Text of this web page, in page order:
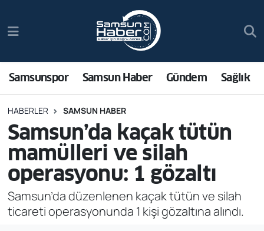
Samsunspor Samsun Haber Gündem Sağlık
HABERLER SAMSUN HABER
Samsun’da kaçak tütün
mamülleri ve silah
operasyonu: 1 gözaltı
Samsun’da düzenlenen kaçak tütün ve silah
ticareti operasyonunda 1 kişi gözaltına alındı.
Samsun Haber
Sağlık
Asayiş
Bilim ve Teknoloji
Bölge
Trafik Durumu
Süper Lig Puan Durumu ve Fikstür
Tüm Manşetler
Son Dakika Haberleri
Haber Arşivi